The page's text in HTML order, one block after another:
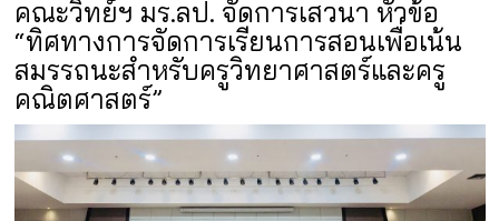
คณะวิทย์ฯ มร.ลป. จัดการเสวนา หัวข้อ
“ทิศทางการจัดการเรียนการสอนเพื่อเน้น
สมรรถนะสำหรับครูวิทยาศาสตร์และครู
คณิตศาสตร์”